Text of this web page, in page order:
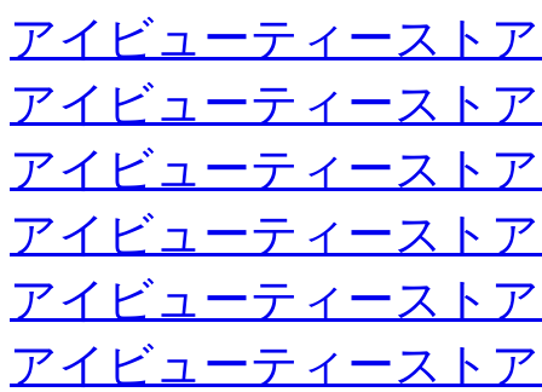
アイビューティースト
アイビューティースト
アイビューティースト
アイビューティースト
アイビューティースト
アイビューティースト